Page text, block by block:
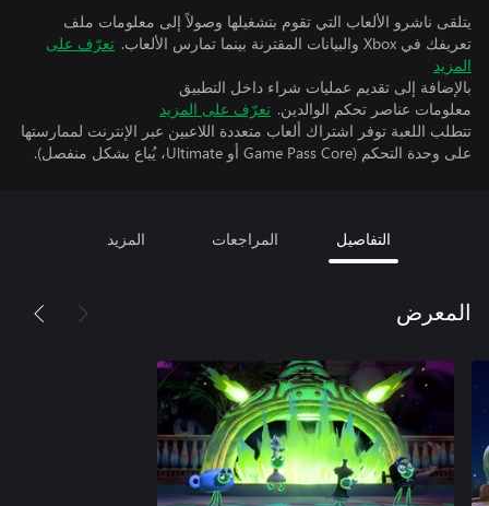
يتلقى ناشرو الألعاب التي تقوم بتشغيلها وصولاً إلى معلومات ملف
تعريفك في Xbox والبيانات المقترنة بينما تمارس الألعاب.
تعرّف على
المزيد
بالإضافة إلى تقديم عمليات شراء داخل التطبيق
معلومات عناصر تحكم الوالدين. تعرّف على المزيد
تتطلب اللعبة توفر اشتراك ألعاب متعددة اللاعبين عبر الإنترنت لممارستها
على وحدة التحكم (Game Pass Core أو Ultimate، يُباع بشكل منفصل).
التفاصيل المراجعات المزيد
المعرض